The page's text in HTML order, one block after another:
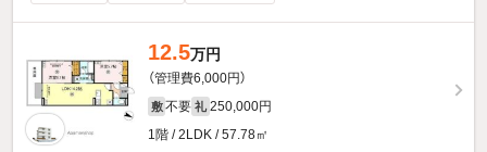
12.5万円
（管理費6,000円）
敷 不要 礼 250,000円
1階 / 2LDK / 57.78㎡